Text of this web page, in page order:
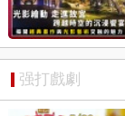
强打戲劇